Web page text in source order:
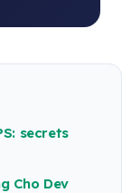
secrets
Cho Dev